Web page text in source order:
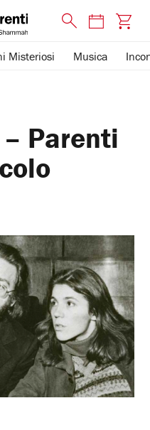
Misteriosi Musica
Parenti